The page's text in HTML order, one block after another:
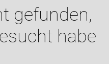
gefunden,
habe